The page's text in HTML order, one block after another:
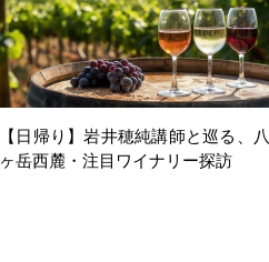
【日帰り】岩井穂純講師と巡る、八
ヶ岳西麓・注目ワイナリー探訪